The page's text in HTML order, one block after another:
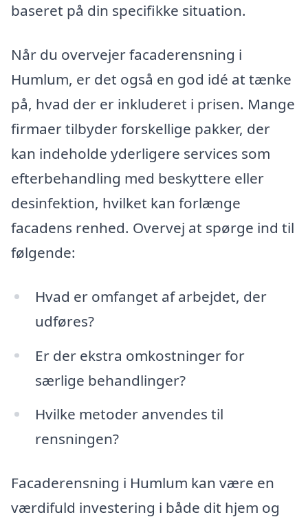
baseret på din specifikke situation.
Når du overvejer facaderensning i
Humlum, er det også en god idé at tænke
på, hvad der er inkluderet i prisen. Mange
firmaer tilbyder forskellige pakker, der
kan indeholde yderligere services som
efterbehandling med beskyttere eller
desinfektion, hvilket kan forlænge
facadens renhed. Overvej at spørge ind til
følgende:
Hvad er omfanget af arbejdet, der
udføres?
Er der ekstra omkostninger for
særlige behandlinger?
Hvilke metoder anvendes til
rensningen?
Facaderensning i Humlum kan være en
værdifuld investering i både dit hjem og